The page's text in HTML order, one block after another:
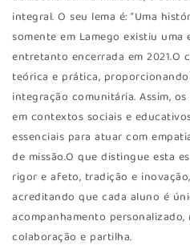
integral. O seu lema é: “Uma
somente em Lamego existiu uma
entretanto encerrada em 2021.O
teórica e prática,
integração comunitária. Assim,
em contextos sociais e
essenciais para atuar com
de missão.O que distingue esta
rigor e afeto, tradição e
acreditando que cada aluno é
acompanhamento
colaboração e partilha.